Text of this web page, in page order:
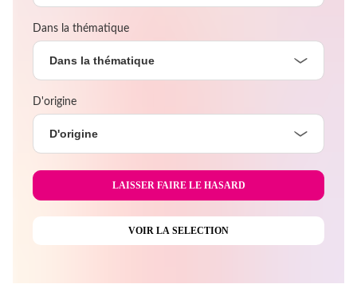
Dans la thématique
Dans la thématique
D'origine
D'origine